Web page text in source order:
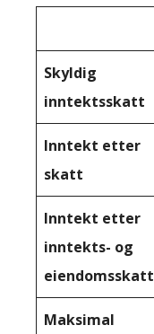
Skyldig
inntektsskatt
Inntekt etter
skatt
Inntekt etter
inntekts- og
eiendomsskatt
Maksimal